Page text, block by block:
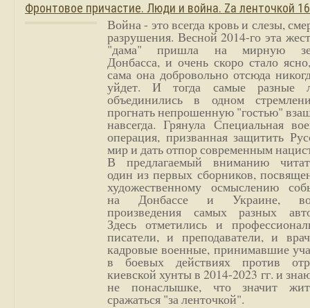
Фронтовое причастие. Люди и война. Zа ленточкой
Война - это всегда кровь и слезы,
разрушения. Весной 2014-го эта
"дама" пришла на мирную
Донбасса, и очень скоро стало
сама она добровольно отсюда
уйдет. И тогда самые разные
объединились в одном
прогнать непрошенную "гостью"
навсегда. Грянула Специальная
операция, призванная защитить
мир и дать отпор современным
В предлагаемый вниманию
один из первых сборников,
художественному осмыслению
на Донбассе и Украине,
произведения самых разных
Здесь отметились и
писатели, и преподаватели, и
кадровые военные, принимавшие
в боевых действиях против
киевской хунты в 2014-2023 гг. и
не понаслышке, что значит
сражаться "за ленточкой".